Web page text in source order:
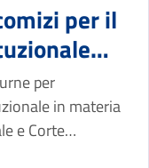
per il
per
in materia
e Corte